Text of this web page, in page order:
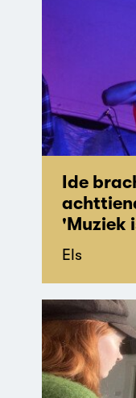
Ide
'Muziek
Els